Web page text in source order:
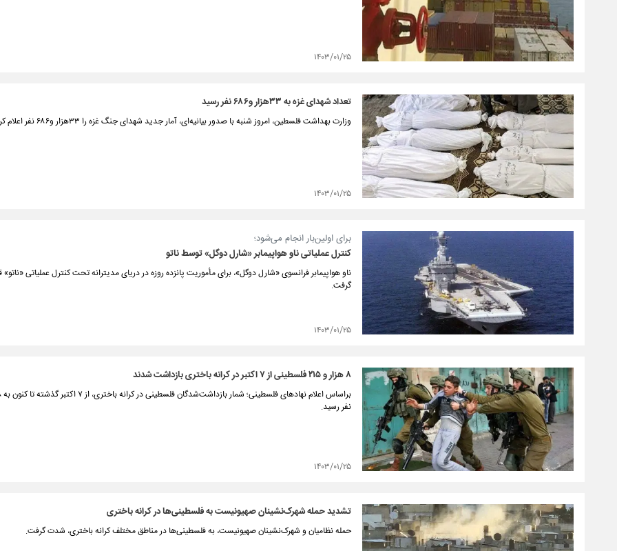
۱۴۰۳/۰۱/۲۵
تعداد شهدای غزه به ۳۳‌هزار و‌۶۸۶ نفر رسید
وزارت بهداشت فلسطین، امروز شنبه با صدور بیانیه‌ای، آمار جدید شهدای جنگ غزه را ۳۳‌هزار و‌۶۸۶ نفر اعلام کرد.
۱۴۰۳/۰۱/۲۵
برای اولین‌بار انجام می‌شود؛
کنترل عملیاتی ناو هواپیمابر «شارل دوگل» توسط ناتو
ناو هواپیمابر فرانسوی «شارل دوگل»، برای مأموریت پانزده‌ روزه در دریای مدیترانه تحت کنترل عملیاتی «ناتو»
گرفت.
۱۴۰۳/۰۱/۲۵
۸ هزار و ۲۱۵ فلسطینی از ۷ اکتبر در کرانه باختری بازداشت شدند
نفر رسید.
۱۴۰۳/۰۱/۲۵
تشدید حمله شهرک‌نشینان صهیونیست به فلسطینی‌ها در کرانه باختری
حمله نظامیان و شهرک‌نشینان صهیونیست، به فلسطینی‌ها در مناطق مختلف کرانه باختری، شدت گرفت.